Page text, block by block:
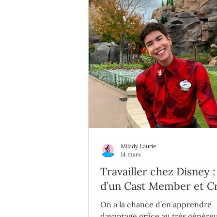
Travailler chez Disney :
d’un Cast Member et
Member selon le
On a la chance d’en apprendre
Milady Laurie
14 mars